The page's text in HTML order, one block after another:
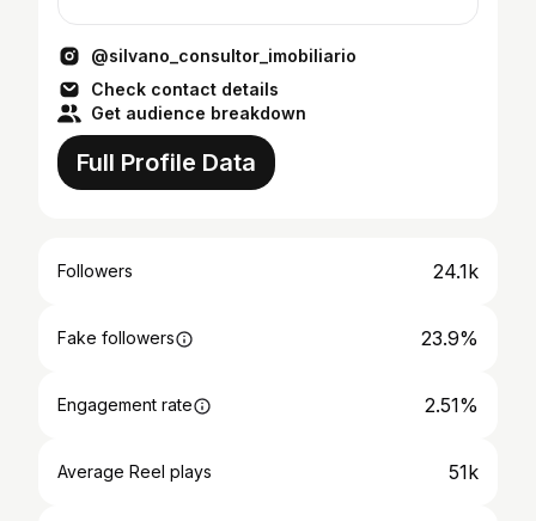
@silvano_consultor_imobiliario
Check contact details
Get audience breakdown
Full Profile Data
Followers 24.1k
Fake followers 23.9%
Engagement rate 2.51%
Average Reel plays 51k